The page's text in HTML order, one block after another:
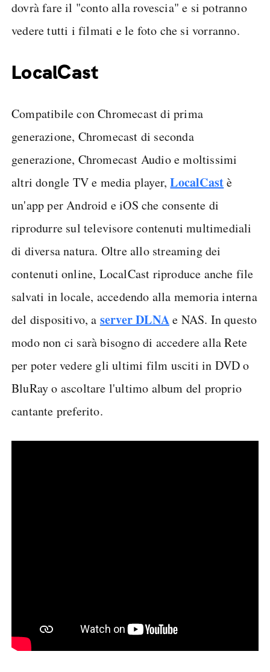
dovrà fare il "conto alla rovescia" e si potranno
vedere tutti i filmati e le foto che si vorranno.
LocalCast
Compatibile con Chromecast di prima
generazione, Chromecast di seconda
generazione, Chromecast Audio e moltissimi
altri dongle TV e media player,LocalCastè
un'app per Android e iOS che consente di
riprodurre sul televisore contenuti multimediali
di diversa natura. Oltre allo streaming dei
contenuti online, LocalCast riproduce anche file
salvati in locale, accedendo alla memoria interna
del dispositivo, a server DLNAe NAS. In questo
modo non ci sarà bisogno di accedere alla Rete
per poter vedere gli ultimi film usciti in DVD o
BluRay o ascoltare l'ultimo album del proprio
cantante preferito.